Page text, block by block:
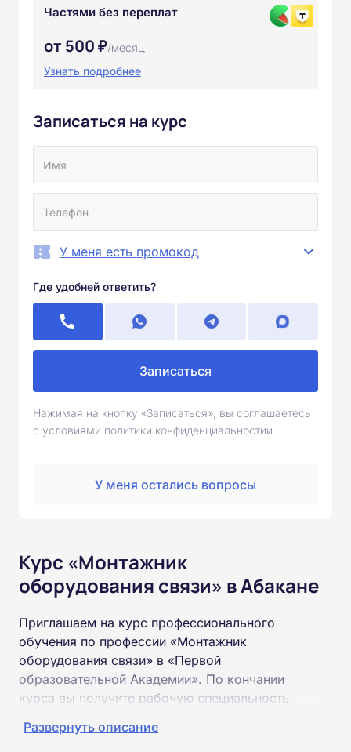
Частями без переплат
от 500 ₽/месяц
Узнать подробнее
Записаться на курс
У меня есть промокод
Где удобней ответить?
Записаться
Нажимая на кнопку «Записаться», вы соглашаетесь
с условиями политики конфиденциальностии
У меня остались вопросы
Курс «Монтажник
оборудования связи» в Абакане
Приглашаем на курс профессионального
обучения по профессии «Монтажник
оборудования связи» в «Первой
образовательной Академии». По кончании
курса вы получите рабочую специальность
соответствующего разряда.
Развернуть описание